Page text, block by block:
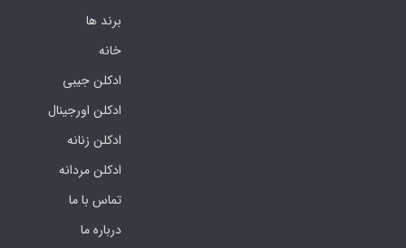
برند ها
خانه
ادکلن جیبی
ادکلن اورجینال
ادکلن زنانه
ادکلن مردانه
تماس با ما
درباره ما